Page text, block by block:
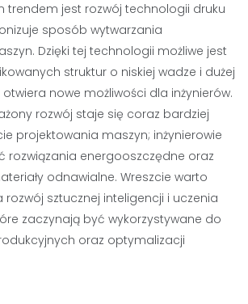
trendem jest rozwój technologii druku
sposób wytwarzania
Dzięki tej technologii możliwe jest
struktur o niskiej wadze i dużej
otwiera nowe możliwości dla inżynierów.
rozwój staje się coraz bardziej
projektowania maszyn; inżynierowie
rozwiązania energooszczędne oraz
odnawialne. Wreszcie warto
sztucznej inteligencji i uczenia
zaczynają być wykorzystywane do
oraz optymalizacji